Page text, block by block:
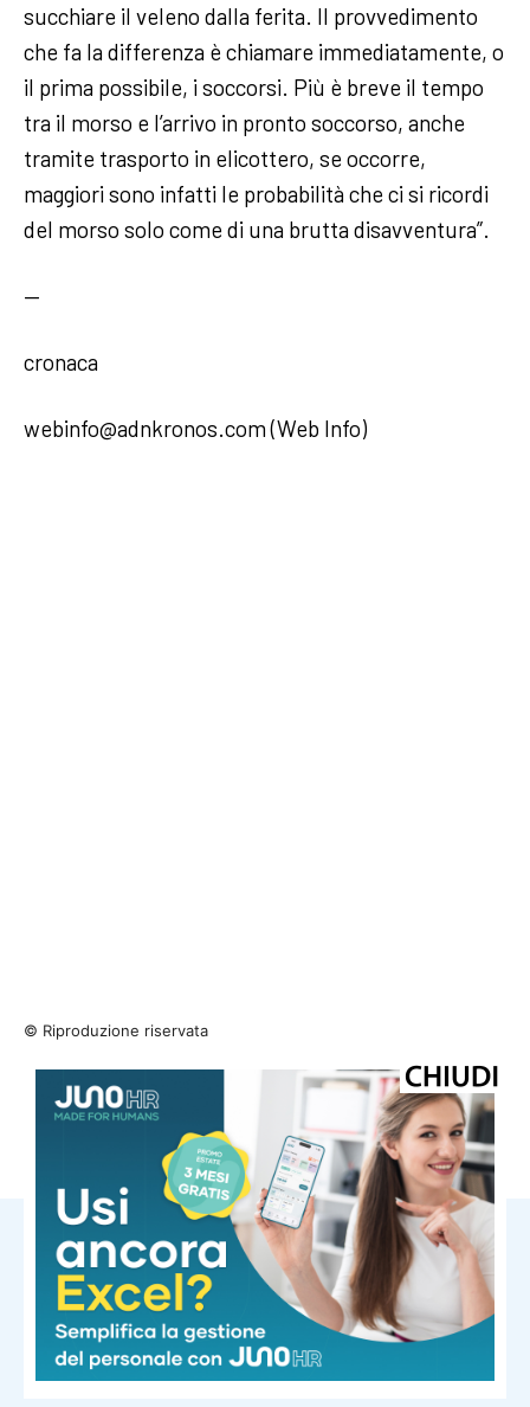
succhiare il veleno dalla ferita. Il provvedimento
che fa la differenza è chiamare immediatamente, o
il prima possibile, i soccorsi. Più è breve il tempo
tra il morso e l’arrivo in pronto soccorso, anche
tramite trasporto in elicottero, se occorre,
maggiori sono infatti le probabilità che ci si ricordi
del morso solo come di una brutta disavventura”.
—
cronaca
webinfo@adnkronos.com (Web Info)
© Riproduzione riservata
TAGS adnkronos
NOTIZIE CORRELATE
Salute e Benessere
Maxi incendio a Finale Emilia, in
fiamme capannone industriale.
L’Ausl: “Finestre chiuse e
condizionatori spenti”